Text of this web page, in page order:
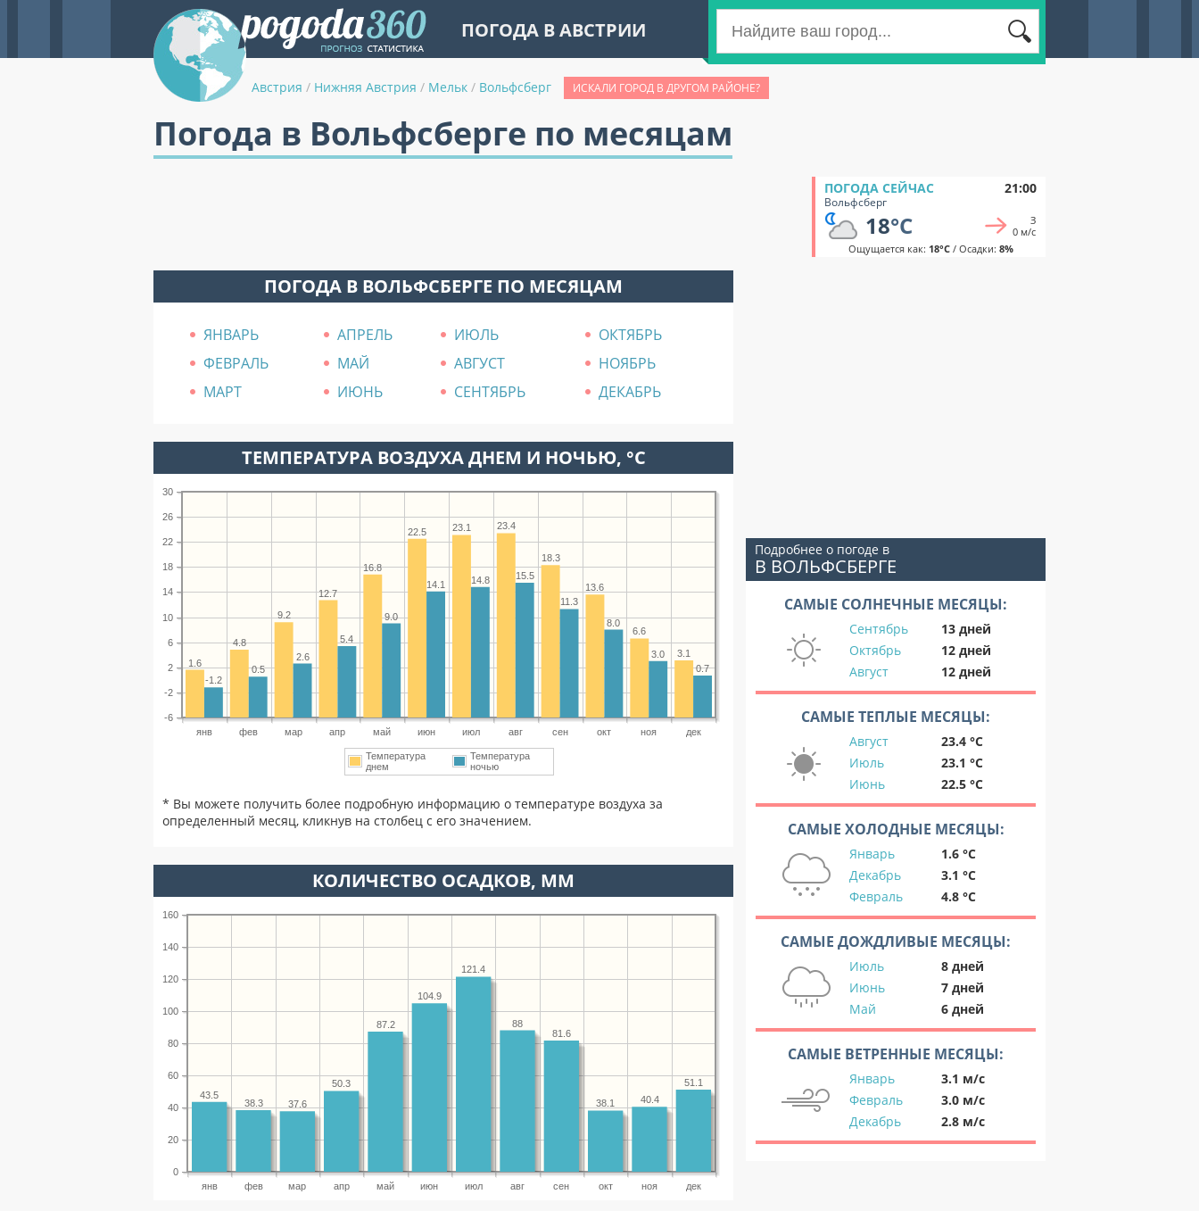
ПОГОДА В АВСТРИИ
Австрия / Нижняя Австрия / Мельк / Вольфсберг ИСКАЛИ ГОРОД В ДРУГОМ РАЙОНЕ?
Погода в Вольфсберге по месяцам
ПОГОДА СЕЙЧАС 21:00
Вольфсберг
18°C
З
0 м/с
Ощущается как: 18°C/ Осадки: 8%
ПОГОДА В ВОЛЬФСБЕРГЕ ПО МЕСЯЦАМ
ЯНВАРЬ АПРЕЛЬ ИЮЛЬ
ОКТЯБРЬ
ФЕВРАЛЬ
МАЙ АВГУСТ
НОЯБРЬ
МАРТ
ИЮНЬ СЕНТЯБРЬ ДЕКАБРЬ
ТЕМПЕРАТУРА ВОЗДУХА ДНЕМ И НОЧЬЮ, °C
янв фев мар апр май июн июл авг сен окт ноя дек
-6
-2
2
6
10
14
18
22
26
30
3.1
6.6
13.6
18.3
23.4
23.1
22.5
16.8
12.7
9.2
4.8
1.6
0.7
3.0
8.0
11.3
15.5
14.8
14.1
9.0
5.4
2.6
0.5
-1.2
Температура
днем
Температура
ночью
* Вы можете получить более подробную информацию о температуре воздуха за
определенный месяц, кликнув на столбец с его значением.
КОЛИЧЕСТВО ОСАДКОВ, ММ
янв фев мар апр май июн июл авг сен окт ноя дек
0
20
40
60
80
100
120
140
160
51.1
40.4
38.1
81.6
88
121.4
104.9
87.2
50.3
37.6
38.3
43.5
Подробнее о погоде в
В ВОЛЬФСБЕРГЕ
САМЫЕ СОЛНЕЧНЫЕ МЕСЯЦЫ:
Сентябрь
13 дней
Октябрь
12 дней
Август
12 дней
САМЫЕ ТЕПЛЫЕ МЕСЯЦЫ:
Август
23.4 °C
Июль
23.1 °C
Июнь
22.5 °C
САМЫЕ ХОЛОДНЫЕ МЕСЯЦЫ:
Январь
1.6 °C
Декабрь
3.1 °C
Февраль
4.8 °C
САМЫЕ ДОЖДЛИВЫЕ МЕСЯЦЫ:
Июль
8 дней
Июнь
7 дней
Май
6 дней
САМЫЕ ВЕТРЕННЫЕ МЕСЯЦЫ:
Январь
3.1 м/с
Февраль
3.0 м/с
Декабрь
2.8 м/с